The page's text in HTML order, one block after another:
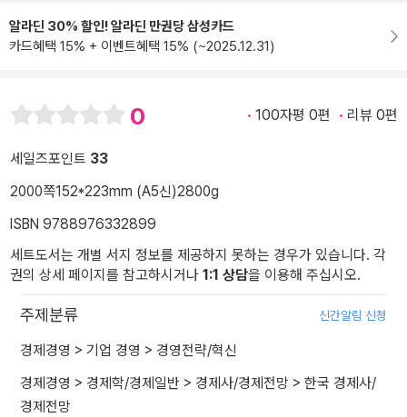
알라딘 30% 할인! 알라딘 만권당 삼성카드
카드혜택 15% + 이벤트혜택 15% (~2025.12.31)
0 100자평 0편 리뷰 0편
세일즈포인트 33
2000쪽152*223mm (A5신)2800g
ISBN 9788976332899
세트도서는 개별 서지 정보를 제공하지 못하는 경우가 있습니다. 각
권의 상세 페이지를 참고하시거나 1:1 상담을 이용해 주십시오.
주제분류 신간알림 신청
경제경영 > 기업 경영 > 경영전략/혁신
경제경영 > 경제학/경제일반 > 경제사/경제전망 > 한국 경제사/
경제전망